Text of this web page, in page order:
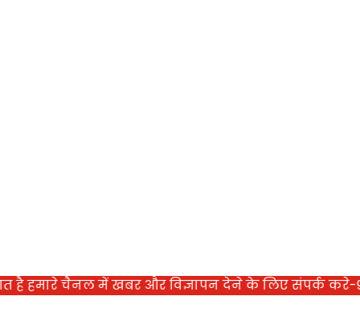
चैनल में खबर और विज्ञापन देने के लिए संपर्क करे-